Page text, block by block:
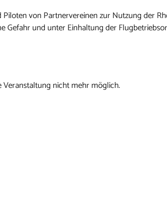
von Partnervereinen zur Nutzung der
Gefahr und unter Einhaltung der
Veranstaltung nicht mehr möglich.